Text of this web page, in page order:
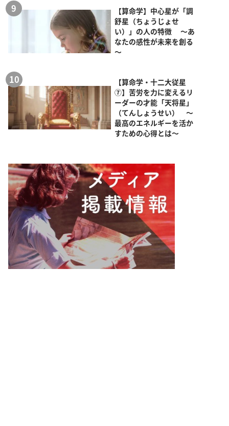
【算命学】中心星が「調
舒星（ちょうじょせ
い）」の人の特徴 ～あ
なたの感性が未来を創る
～
【算命学・十二大従星
⑦】苦労を力に変えるリ
ーダーの才能「天将星」
（てんしょうせい） ～
最高のエネルギーを活か
すための心得とは～